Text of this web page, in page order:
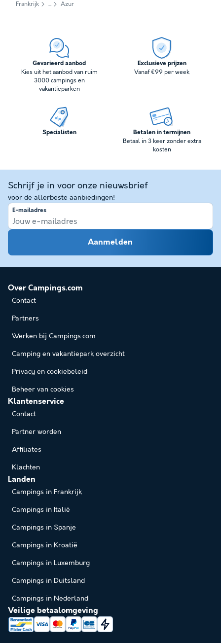
Frankrijk Azur
Gevarieerd aanbod
Kies uit het aanbod van ruim
3000 campings en
vakantieparken
Exclusieve prijzen
Vanaf €99 per week
Specialisten Betalen in termijnen
Betaal in 3 keer zonder extra
kosten
Schrijf je in voor onze nieuwsbrief
voor de allerbeste aanbiedingen!
E-mailadres
Aanmelden
Over Campings.com
Contact
Partners
Werken bij Campings.com
Camping en vakantiepark overzicht
Privacy en cookiebeleid
Beheer van cookies
Klantenservice
Contact
Partner worden
Affiliates
Klachten
Landen
Campings in Frankrijk
Campings in Italië
Campings in Spanje
Campings in Kroatië
Campings in Luxemburg
Campings in Duitsland
Campings in Nederland
Veilige betaalomgeving